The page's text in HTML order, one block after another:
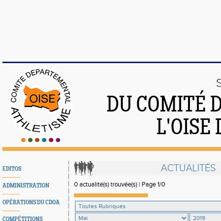
DU COMITÉ
L'OISE
EDITOS
ADMINISTRATION
OPÉRATIONS DU CDOA
COMPÉTITIONS
ACTUALITÉS
0 actualité(s) trouvée(s) | Page 1/0